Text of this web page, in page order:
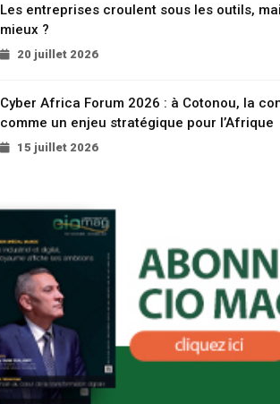
Les entreprises croulent sous les outils,
mieux ?
20 juillet 2026
Cyber Africa Forum 2026 : à Cotonou, la
comme un enjeu stratégique pour l’Afrique
15 juillet 2026